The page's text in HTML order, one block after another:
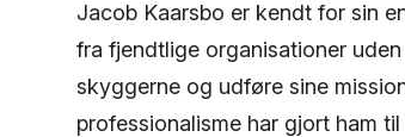
Jacob Kaarsbo er kendt for sin
fra fjendtlige organisationer
skyggerne og udføre sine
professionalisme har gjort ham